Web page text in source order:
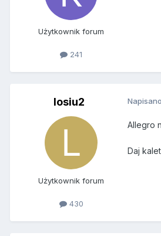
Użytkownik forum
241
losiu2
Użytkownik forum
430
Napisano
Allegro
Daj